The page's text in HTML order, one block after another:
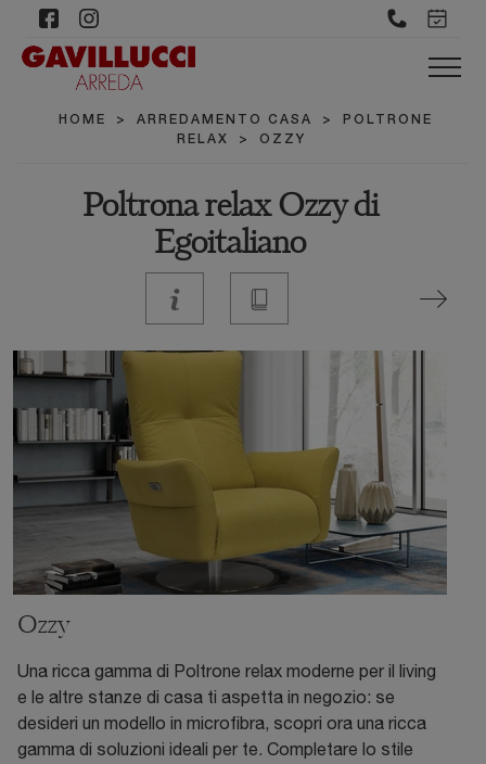
HOME > ARREDAMENTO CASA >
POLTRONE
RELAX
> OZZY
Poltrona relax Ozzy di
Egoitaliano
Ozzy
Una ricca gamma di Poltrone relax moderne per il living
e le altre stanze di casa ti aspetta in negozio: se
desideri un modello in microfibra, scopri ora una ricca
gamma di soluzioni ideali per te. Completare lo stile